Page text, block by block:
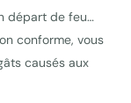
départ de feu…
conforme, vous
causés aux